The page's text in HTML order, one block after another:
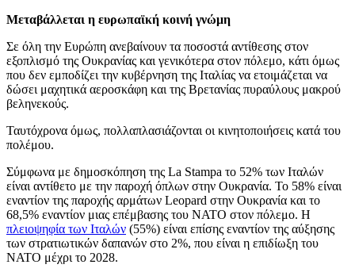
Μεταβάλλεται η ευρωπαϊκή κοινή γνώμη
Σε όλη την Ευρώπη ανεβαίνουν τα ποσοστά αντίθεσης στον
εξοπλισμό της Ουκρανίας και γενικότερα στον πόλεμο, κάτι όμως
που δεν εμποδίζει την κυβέρνηση της Ιταλίας να ετοιμάζεται να
δώσει μαχητικά αεροσκάφη και της Βρετανίας πυραύλους μακρού
βεληνεκούς.
Ταυτόχρονα όμως, πολλαπλασιάζονται οι κινητοποιήσεις κατά του
πολέμου.
Σύμφωνα με δημοσκόπηση της La Stampa το 52% των Ιταλών
είναι αντίθετο με την παροχή όπλων στην Ουκρανία. Το 58% είναι
εναντίον της παροχής αρμάτων Leopard στην Ουκρανία και το
68,5% εναντίον μιας επέμβασης του ΝΑΤΟ στον πόλεμο. Η
πλειοψηφία των Ιταλών (55%) είναι επίσης εναντίον της αύξησης
των στρατιωτικών δαπανών στο 2%, που είναι η επιδίωξη του
ΝΑΤΟ μέχρι το 2028.